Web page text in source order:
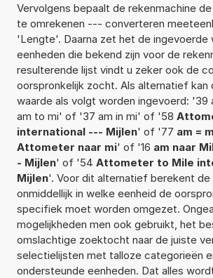
Vervolgens bepaalt de rekenmachine
te omrekenen --- converteren
'Lengte'. Daarna zet het de ingevoerde
eenheden die bekend zijn voor de
resulterende lijst vindt u zeker ook de
oorspronkelijk zocht. Als alternatief kan
waarde als volgt worden ingevoerd: '39
am to mi' of '37 am in mi' of '58
international --- Mijlen' of '77 am =
Attometer naar mi' of '16 am naar
- Mijlen' of '54 Attometer to Mile
Mijlen'. Voor dit alternatief berekent de
onmiddellijk in welke eenheid de
specifiek moet worden omgezet.
mogelijkheden men ook gebruikt, het
omslachtige zoektocht naar de juiste
selectielijsten met talloze categorieën
ondersteunde eenheden. Dat alles